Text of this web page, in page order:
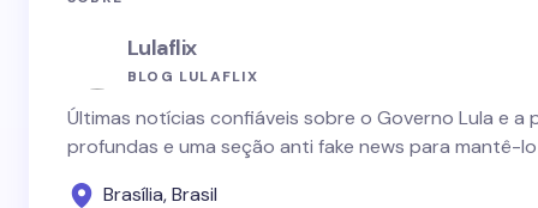
Lulaflix
BLOG LULAFLIX
Últimas notícias confiáveis sobre o Governo Lula e
profundas e uma seção anti fake news para mantê-
Brasília, Brasil